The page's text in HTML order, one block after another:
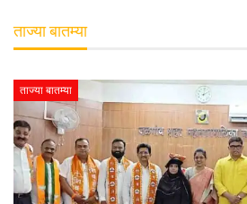
ताज्या बातम्या
ताज्या बातम्या